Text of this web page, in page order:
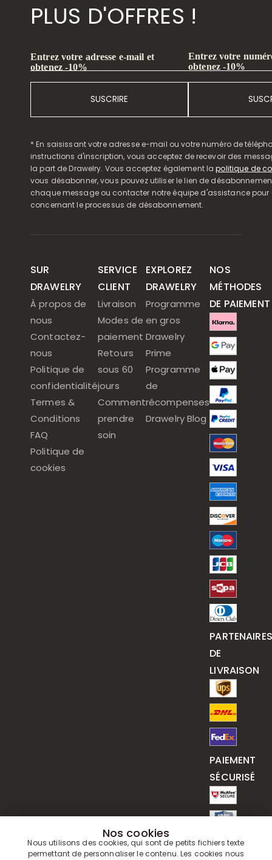
PLUS D'OFFRES !
Entrez votre adresse e-mail et
obtenez -10%
SUSCRIRE
Entrez votre
obtenez -10%
* En saisissant votre adresse e-mail ou votre numéro de
instructions d'inscription, vous acceptez de recevoir des
la part de Drawelry. Vous acceptez également lapolitique de
vous désabonner, vous pouvez utiliser le lien de
chaque message ou contacter notre équipe d'assistance pour
concernant le processus de désabonnement.
SUR
DRAWELRY
À propos de
nous
Contactez-
nous
Politique de
confidentialité
Termes &
Conditions
FAQ
Politique de
cookies
SERVICE
CLIENT
Livraison
Modes de
paiement
Retours
sous 60
jours
Comment
prendre
soin
EXPLOREZ
DRAWELRY
Programme
en gros
Drawelry
Prime
Programme
de
récompenses
Drawelry Blog
NOS
MÉTHODES
DE PAIEMENT
PARTENAIRES
DE
LIVRAISON
PAIEMENT
SÉCURISÉ
Nos cookies
Nous utilisons des cookies, qui sont de petits fichiers texte
permettant de personnaliser le contenu. Les cookies nous